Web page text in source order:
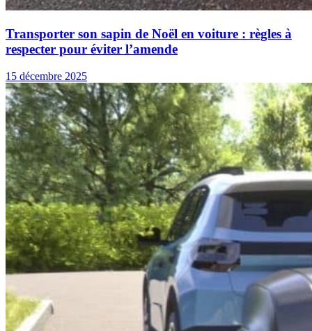
Transporter son sapin de Noël en voiture : règles à
respecter pour éviter l’amende
15 décembre 2025